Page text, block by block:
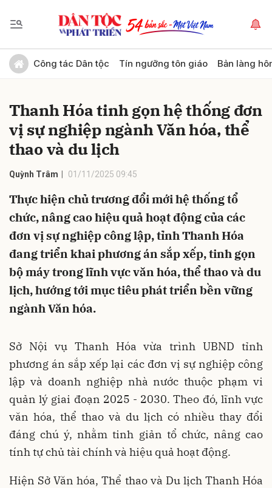
Công tác Dân tộc Tín ngưỡng tôn giáo Bản làng
Thanh Hóa tinh gọn hệ thống đơn
vị sự nghiệp ngành Văn hóa, thể
thao và du lịch
Quỳnh Trâm 01/11/2025 09:45
Thực hiện chủ trương đổi mới hệ thống tổ
chức, nâng cao hiệu quả hoạt động của các
đơn vị sự nghiệp công lập, tỉnh Thanh Hóa
đang triển khai phương án sắp xếp, tinh gọn
bộ máy trong lĩnh vực văn hóa, thể thao và du
lịch, hướng tới mục tiêu phát triển bền vững
ngành Văn hóa.
Sở Nội vụ Thanh Hóa vừa trình UBND tỉnh
phương án sắp xếp lại các đơn vị sự nghiệp công
lập và doanh nghiệp nhà nước thuộc phạm vi
quản lý giai đoạn 2025 - 2030. Theo đó, lĩnh vực
văn hóa, thể thao và du lịch có nhiều thay đổi
đáng chú ý, nhằm tinh giản tổ chức, nâng cao
tính tự chủ tài chính và hiệu quả hoạt động.
Hiện Sở Văn hóa, Thể thao và Du lịch Thanh Hóa
Gửi bình luận